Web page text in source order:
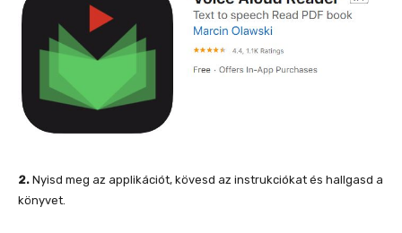
2. Nyisd meg az applikációt, kövesd az instrukciókat és hallgasd a
könyvet.